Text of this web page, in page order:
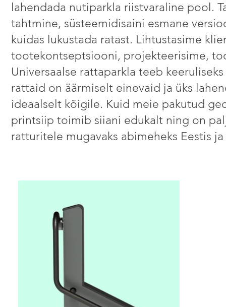
lahendada nutiparkla riistvaraline pool.
tahtmine, süsteemidisaini esmane
kuidas lukustada ratast. Lihtustasime
tootekontseptsiooni, projekteerisime,
Universaalse rattaparkla teeb
rattaid on äärmiselt einevaid ja üks
ideaalselt kõigile. Kuid meie pakutud
printsiip toimib siiani edukalt ning on
ratturitele mugavaks abimeheks Eestis